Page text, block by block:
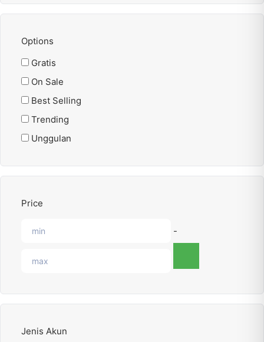
Options
Gratis
On Sale
Best Selling
Trending
Unggulan
Price
-
Jenis Akun